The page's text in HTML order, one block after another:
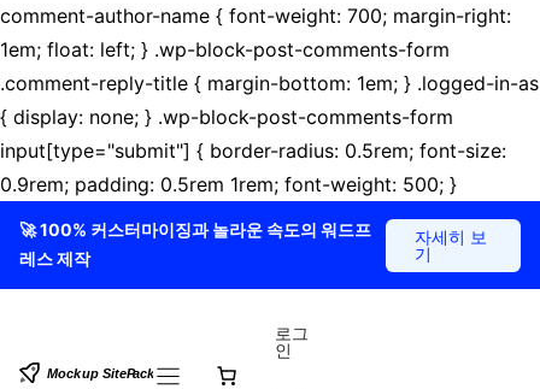
comment-author-name { font-weight: 700; margin-right:
1em; float: left; } .wp-block-post-comments-form
.comment-reply-title { margin-bottom: 1em; } .logged-in-as
{ display: none; } .wp-block-post-comments-form
input[type="submit"] { border-radius: 0.5rem; font-size:
0.9rem; padding: 0.5rem 1rem; font-weight: 500; }
🚀 100% 커스터마이징과 놀라운 속도의 워드프
레스 제작
자세히 보
기
로그
인